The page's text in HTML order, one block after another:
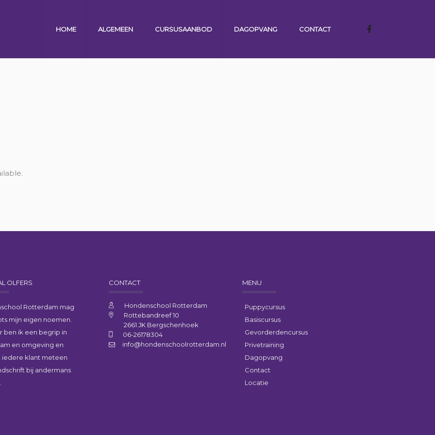
HOME ALGEMEEN CURSUSAANBOD DAGOPVANG CONTACT
OLFERS
Rotterdam mag
mijn eigen noemen.
ben ik een begrip in
en omgeving en
iedere klant meteen
bij andermans
CONTACT
Hondenschool Rotterdam
Rottebandreef 10
2661 JK Bergschenhoek
06-26178304
info@hondenschoolrotterdam.nl
MENU
Puppycursus
Basiscursus
Gevorderdencursus
Privetraining
Dagopvang
Contact
Locatie